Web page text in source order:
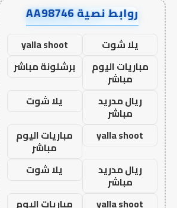
روابط نصية AA98746
يلا شوت
yalla shoot
مباريات اليوم
مباشر
برشلونة مباشر
ريال مدريد
مباشر
يلا شوت
yalla shoot
مباريات اليوم
مباشر
ريال مدريد
مباشر
يلا شوت
yalla shoot
مباريات اليوم